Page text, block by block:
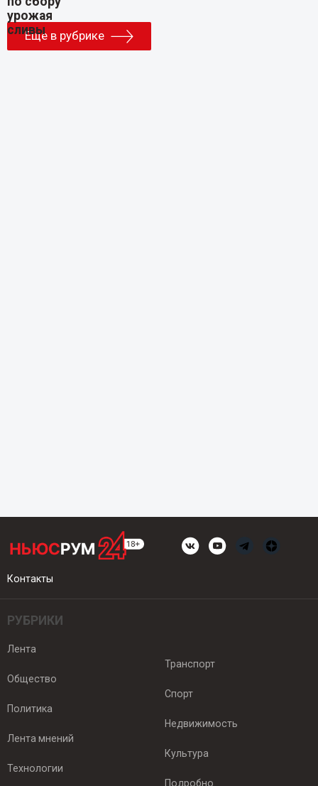
Еще в рубрике
Контакты
РУБРИКИ
Лента
Общество
Политика
Лента мнений
Технологии
Транспорт
Спорт
Недвижимость
Культура
Подробно